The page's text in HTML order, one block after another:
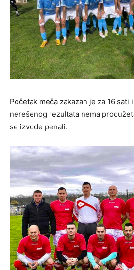
Početak meča zakazan je za 16 sati
nerešenog rezultata nema
se izvode penali.